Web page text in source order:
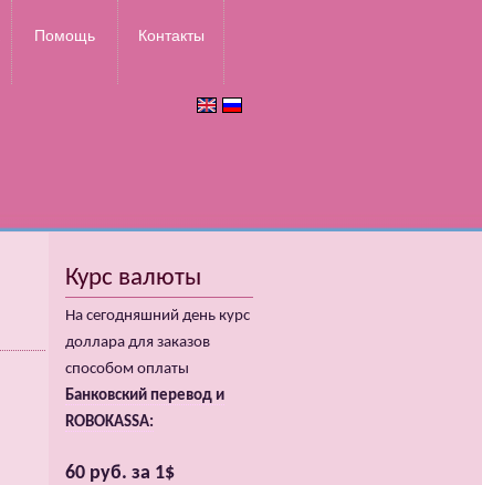
Помощь Контакты
Курс валюты
На сегодняшний день курс
доллара для заказов
способом оплаты
Банковский перевод и
ROBOKASSA:
60 руб. за 1$